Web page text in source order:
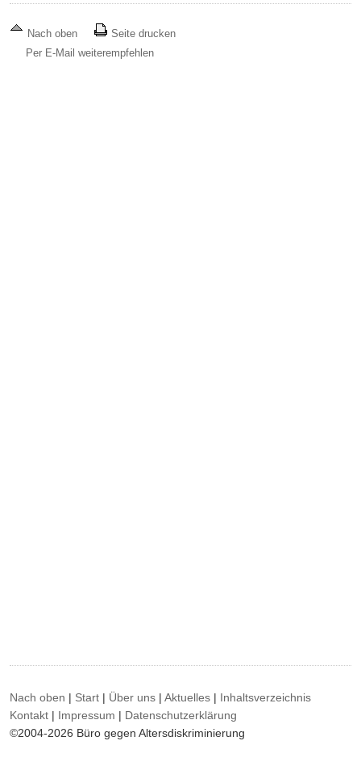
Nach oben
Seite drucken
Per E-Mail weiterempfehlen
Nach oben | Start | Über uns |Aktuelles | Inhaltsverzeichnis
Kontakt | Impressum | Datenschutzerklärung
©2004-2026 Büro gegen Altersdiskriminierung